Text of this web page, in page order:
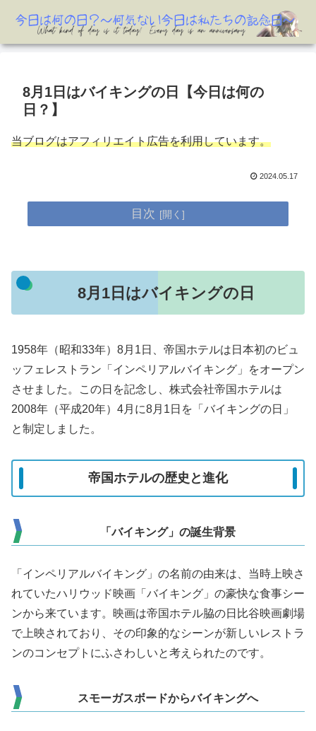
8月1日はバイキングの日【今日は何の
日？】
当ブログはアフィリエイト広告を利用しています。
2024.05.17
目次
8月1日はバイキングの日
1958年（昭和33年）8月1日、帝国ホテルは日本初のビュ
ッフェレストラン「インペリアルバイキング」をオープン
させました。この日を記念し、株式会社帝国ホテルは
2008年（平成20年）4月に8月1日を「バイキングの日」
と制定しました。
帝国ホテルの歴史と進化
「バイキング」の誕生背景
「インペリアルバイキング」の名前の由来は、当時上映さ
れていたハリウッド映画「バイキング」の豪快な食事シー
ンから来ています。映画は帝国ホテル脇の日比谷映画劇場
で上映されており、その印象的なシーンが新しいレストラ
ンのコンセプトにふさわしいと考えられたのです。
スモーガスボードからバイキングへ